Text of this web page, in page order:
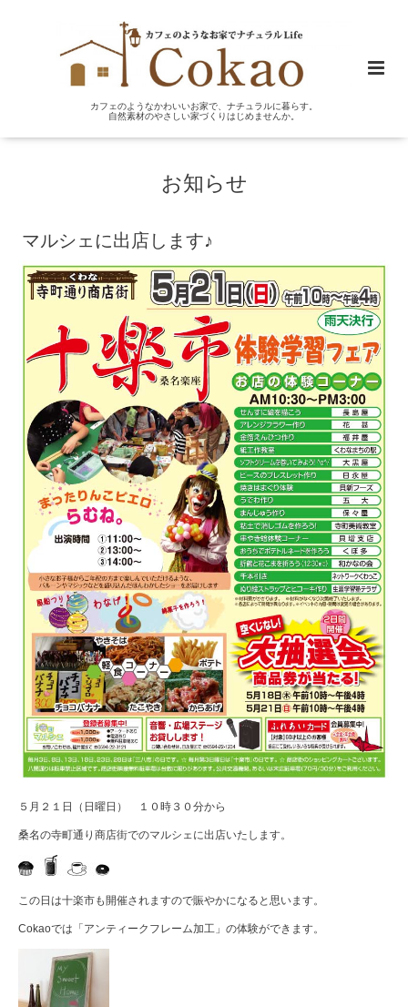
カフェのようなかわいいお家で、ナチュラルに暮らす。
自然素材のやさしい家づくりはじめませんか。
お知らせ
マルシェに出店します♪
５月２１日（日曜日） １０時３０分から
桑名の寺町通り商店街でのマルシェに出店いたします。
この日は十楽市も開催されますので賑やかになると思います。
Cokaoでは「アンティークフレーム加工」の体験ができます。